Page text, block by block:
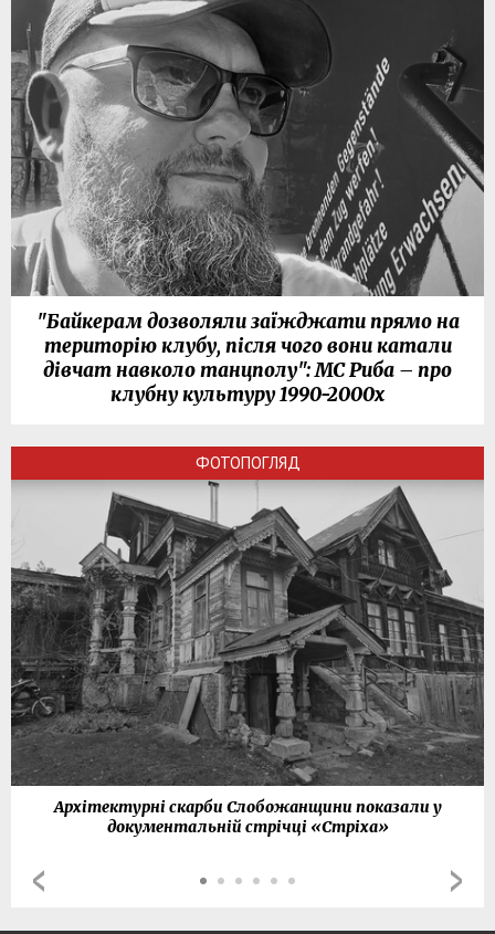
"Байкерам дозволяли заїжджати прямо на
територію клубу, після чого вони катали
дівчат навколо танцполу": МС Риба – про
клубну культуру 1990-2000х
ФОТОПОГЛЯД
Архітектурні скарби Слобожанщини показали у
документальній стрічці «Стріха»